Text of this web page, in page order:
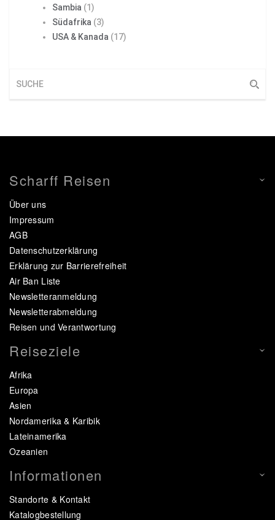
Sambia (1)
Südafrika (3)
USA & Kanada (17)
Scharff Reisen
Über uns
Impressum
AGB
Datenschutzerklärung
Erklärung zur Barrierefreiheit
Air Ban Liste
Newsletteranmeldung
Newsletterabmeldung
Reisen und Verantwortung
Reiseziele
Afrika
Europa
Asien
Nordamerika & Karibik
Lateinamerika
Ozeanien
Informationen
Standorte & Kontakt
Katalogbestellung